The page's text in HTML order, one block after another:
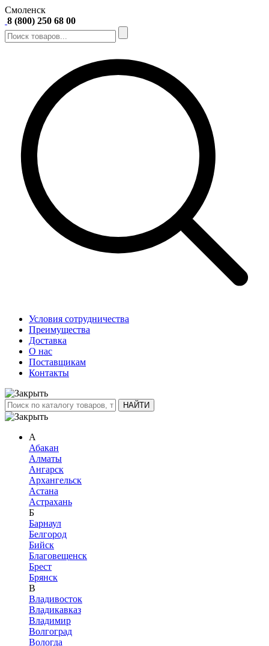
Смоленск
8 (800) 250 68 00
Условия сотрудничества
Преимущества
Доставка
О нас
Поставщикам
Контакты
А
Абакан
Алматы
Ангарск
Архангельск
Астана
Астрахань
Б
Барнаул
Белгород
Бийск
Благовещенск
Брест
Брянск
В
Владивосток
Владикавказ
Владимир
Волгоград
Вологда